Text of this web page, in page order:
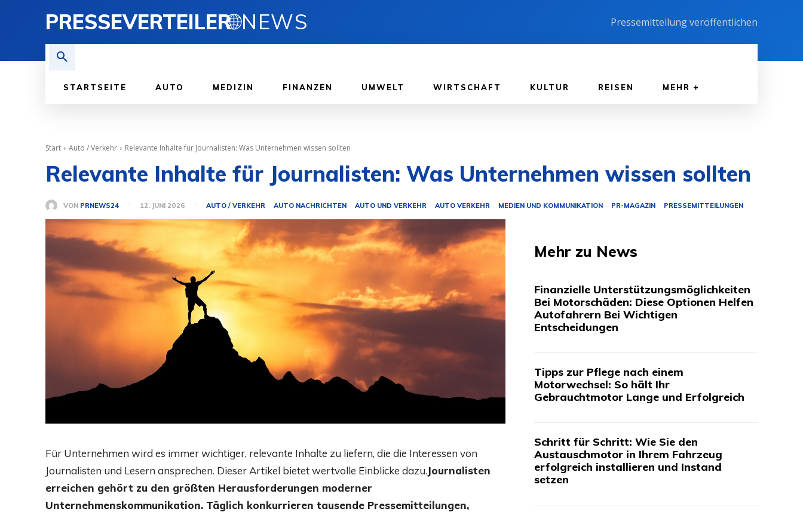
PRESSEVERTEILER🌐NEWS Pressemitteilung veröffentlichen
STARTSEITE AUTO MEDIZIN FINANZEN UMWELT WIRTSCHAFT KULTUR REISEN MEHR
Start Auto / Verkehr Relevante Inhalte für Journalisten: Was Unternehmen wissen sollten
Relevante Inhalte für Journalisten: Was Unternehmen wissen sollten
VON PRNEWS24 12. JUNI 2026 AUTO / VERKEHR AUTO NACHRICHTEN AUTO UND VERKEHR AUTO VERKEHR MEDIEN UND KOMMUNIKATION PR-MAGAZIN PRESSEMITTEILUNGEN
Für Unternehmen wird es immer wichtiger, relevante Inhalte zu liefern, die die Interessen von
Journalisten und Lesern ansprechen. Dieser Artikel bietet wertvolle Einblicke dazu.Journalisten
erreichen gehört zu den größten Herausforderungen moderner
Unternehmenskommunikation. Täglich konkurrieren tausende Pressemitteilungen,
Mehr zu News
Finanzielle Unterstützungsmöglichkeiten
Bei Motorschäden: Diese Optionen Helfen
Autofahrern Bei Wichtigen
Entscheidungen
Tipps zur Pflege nach einem
Motorwechsel: So hält Ihr
Gebrauchtmotor Lange und Erfolgreich
Schritt für Schritt: Wie Sie den
Austauschmotor in Ihrem Fahrzeug
erfolgreich installieren und Instand
setzen